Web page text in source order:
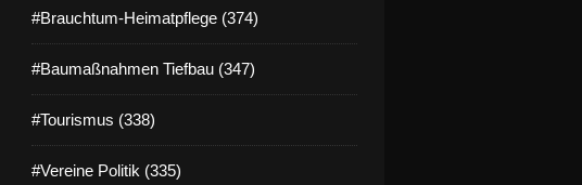
#Brauchtum-Heimatpflege (374)
#Baumaßnahmen Tiefbau (347)
#Tourismus (338)
#Vereine Politik (335)